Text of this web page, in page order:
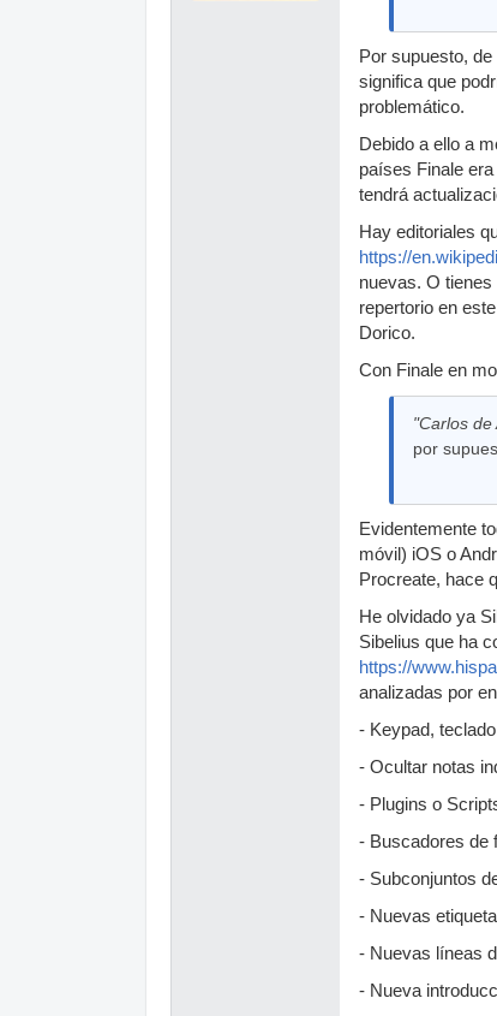
Por supuesto,
significa que
problemático.
Debido a ello a
países Finale
tendrá
Hay editoriales
https://
nuevas. O tienes
repertorio en
Dorico.
Con Finale en
"Carlos
por
Evidentemente
móvil) iOS o
Procreate, hace
He olvidado ya
Sibelius que ha
https://
analizadas por
- Keypad,
- Ocultar notas
- Plugins o
- Buscadores de
- Subconjuntos
- Nuevas
- Nuevas líneas
- Nueva